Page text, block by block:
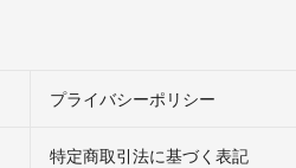
プライバシーポリシー
特定商取引法に基づく表記